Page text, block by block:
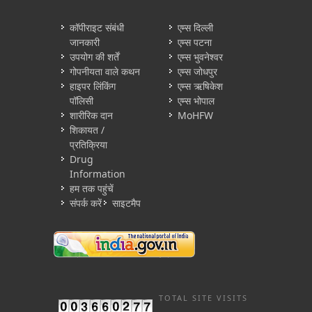
कॉपीराइट संबंधी
जानकारी
उपयोग की शर्तें
गोपनीयता वाले कथन
हाइपर लिंकिंग
पॉलिसी
शारीरिक दान
शिकायत /
प्रतिक्रिया
Drug
Information
हम तक पहुंचें
संपर्क करें
साइटमैप
एम्स दिल्ली
एम्स पटना
एम्स भुवनेश्वर
एम्स जोधपुर
एम्स ऋषिकेश
एम्स भोपाल
MoHFW
TOTAL SITE VISITS